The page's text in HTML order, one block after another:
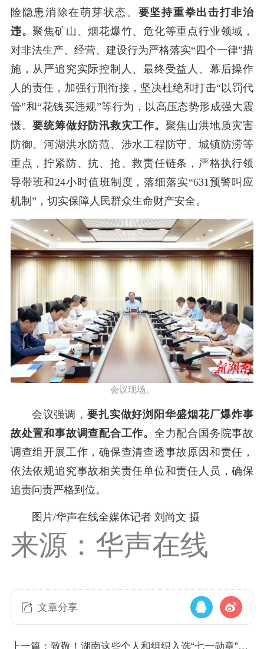
险隐患消除在萌芽状态。 要坚持重拳出击打非治
违。聚焦矿山、烟花爆竹、危化等重点行业领域，
对非法生产、经营、建设行为严格落实“四个一律”措
施，从严追究实际控制人、最终受益人、幕后操作
人的责任，加强行刑衔接，坚决杜绝和打击“以罚代
管”和“花钱买违规”等行为，以高压态势形成强大震
慑。要统筹做好防汛救灾工作。 聚焦山洪地质灾害
防御、河湖洪水防范、涉水工程防守、城镇防涝等
重点，拧紧防、抗、抢、救责任链条，严格执行领
导带班和24小时值班制度，落细落实“631 预警叫应
机制”，切实保障人民群众生命财产安全。
会议现场。
会议强调，要扎实做好浏阳华盛烟花厂爆炸事
故处置和事故调查配合工作。 全力配合国务院事故
调查组开展工作，确保查清查透事故原因和责任，
依法依规追究事故相关责任单位和责任人员，确保
追责问责严格到位。
图片/华声在线全媒体记者 刘尚文 摄
来源：华声在线
文章分享
上一篇：致敬！湖南这些个人和组织入选“七一勋章”提